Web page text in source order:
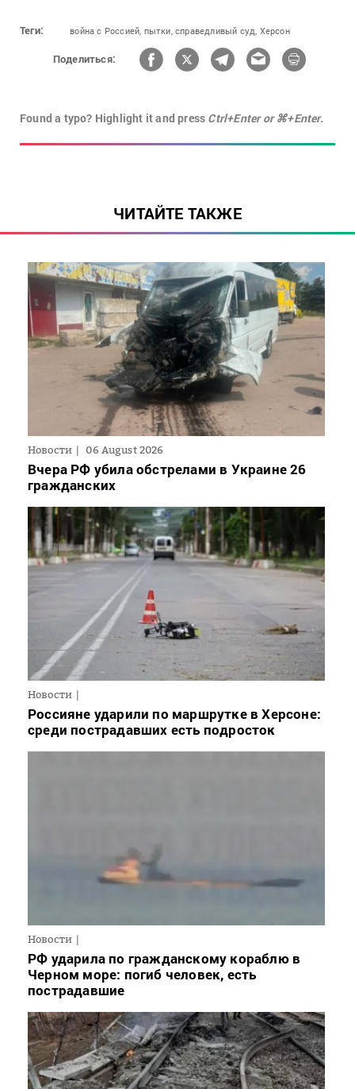
Теги: война с Россией, пытки, справедливый суд, Херсон
Поделиться:
Found a typo? Highlight it and press Ctrl+Enter or ⌘+Enter.
ЧИТАЙТЕ ТАКЖЕ
Новости 06 August 2026
Вчера РФ убила обстрелами в Украине 26
гражданских
Новости
Россияне ударили по маршрутке в Херсоне:
среди пострадавших есть подросток
Новости
РФ ударила по гражданскому кораблю в
Черном море: погиб человек, есть
пострадавшие